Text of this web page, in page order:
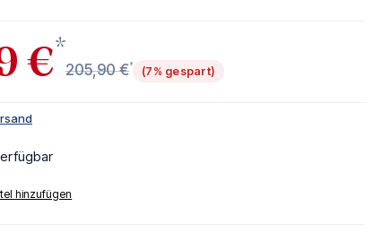
€*
205,90 €*
(7% gespart)
hinzufügen